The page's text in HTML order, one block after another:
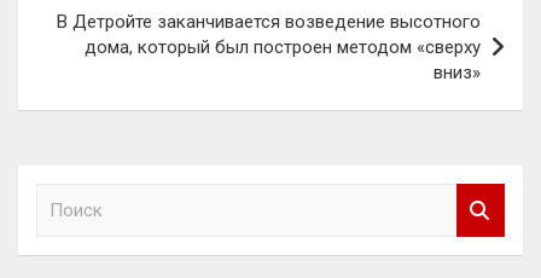
В Детройте заканчивается возведение высотного
дома, который был построен методом «сверху
вниз»